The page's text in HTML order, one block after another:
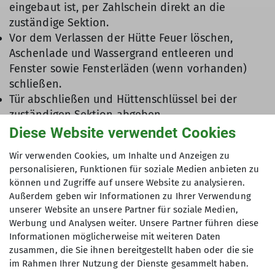
eingebaut ist, per Zahlschein direkt an die
zuständige Sektion.
Vor dem Verlassen der Hütte Feuer löschen,
Aschenlade und Wassergrand entleeren und
Fenster sowie Fensterläden (wenn vorhanden)
schließen.
Tür abschließen und Hüttenschlüssel bei der
zuständigen Sektion abgeben.
Mängel, zum Beispiel zerbrochene
Holzvorrat, unverzüglich der hüttenbesitzenden
Sektion mitteilen.
Diese Website verwendet Cookies
Wir verwenden Cookies, um Inhalte und Anzeigen zu
personalisieren, Funktionen für soziale Medien anbieten zu
können und Zugriffe auf unsere Website zu analysieren.
Außerdem geben wir Informationen zu Ihrer Verwendung
unserer Website an unsere Partner für soziale Medien,
Werbung und Analysen weiter. Unsere Partner führen diese
Informationen möglicherweise mit weiteren Daten
zusammen, die Sie ihnen bereitgestellt haben oder die sie
im Rahmen Ihrer Nutzung der Dienste gesammelt haben.